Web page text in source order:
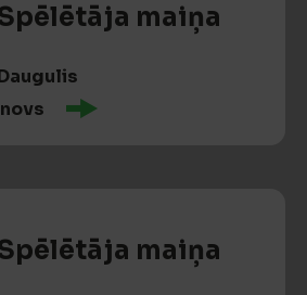
maiņa
maiņa